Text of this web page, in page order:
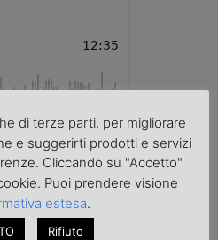
di terze parti, per migliorare
e suggerirti prodotti e servizi
Cliccando su "Accetto"
Puoi prendere visione
estesa.
Rifiuto